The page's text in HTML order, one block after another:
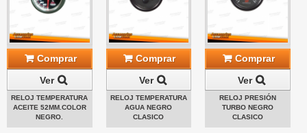
Comprar
Ver
RELOJ TEMPERATURA
ACEITE 52MM.COLOR
NEGRO.
Comprar
Ver
RELOJ TEMPERATURA
AGUA NEGRO
CLASICO
Comprar
Ver
RELOJ PRESIÓN
TURBO NEGRO
CLASICO